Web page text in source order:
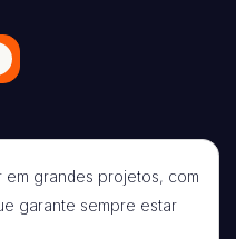
em grandes projetos, com
garante sempre estar